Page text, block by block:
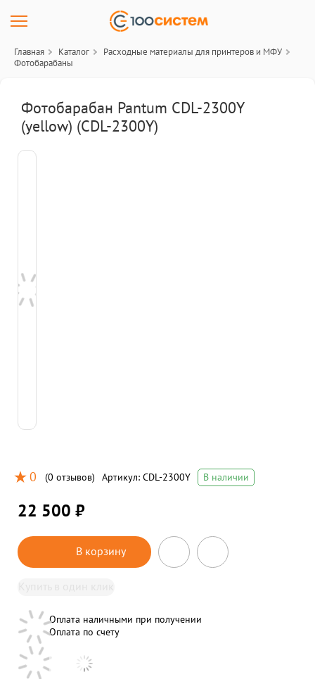
Главная Каталог
Расходные материалы для принтеров и МФУ
Фотобарабаны
Фотобарабан Pantum CDL-2300Y
(yellow) (CDL-2300Y)
0 (0 отзывов) Артикул: CDL-2300Y В наличии
22 500 ₽
В корзину
Оплата наличными при получении
Оплата по счету